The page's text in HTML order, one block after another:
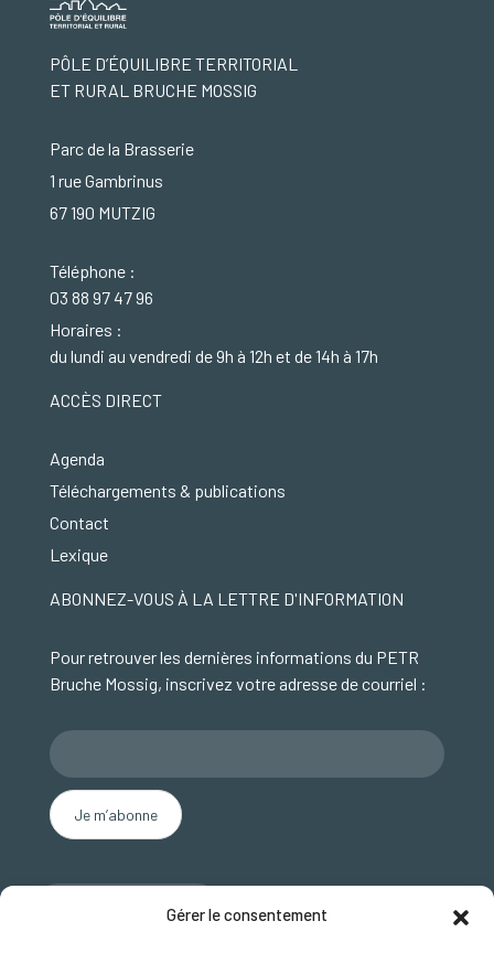
Gérer le consentement
PÔLE D’ÉQUILIBRE TERRITORIAL
ET RURAL BRUCHE MOSSIG
Parc de la Brasserie
1 rue Gambrinus
67 190 MUTZIG
Téléphone :
03 88 97 47 96
Horaires :
du lundi au vendredi de 9h à 12h et de 14h à 17h
ACCÈS DIRECT
Agenda
Téléchargements & publications
Contact
Lexique
ABONNEZ-VOUS À LA LETTRE D'INFORMATION
Pour retrouver les dernières informations du PETR
Bruche Mossig, inscrivez votre adresse de courriel :
Nous contacter